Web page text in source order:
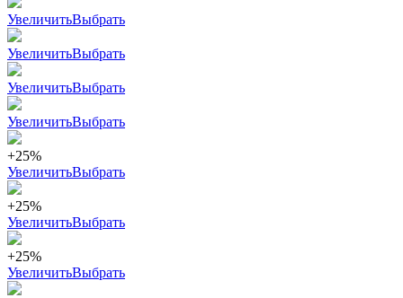
УвеличитьВыбрать
УвеличитьВыбрать
УвеличитьВыбрать
УвеличитьВыбрать
+25%
УвеличитьВыбрать
+25%
УвеличитьВыбрать
+25%
УвеличитьВыбрать